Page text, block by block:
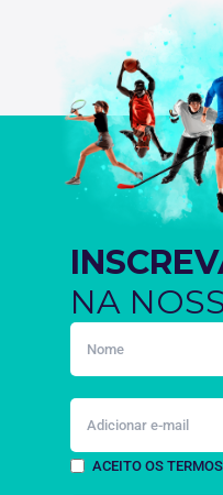
NA
ACEITO OS